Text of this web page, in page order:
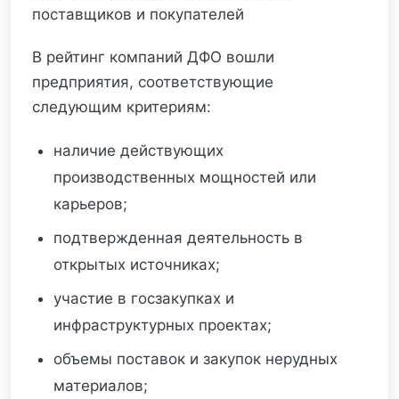
поставщиков и покупателей
В рейтинг компаний ДФО вошли
предприятия, соответствующие
следующим критериям:
наличие действующих
производственных мощностей или
карьеров;
подтвержденная деятельность в
открытых источниках;
участие в госзакупках и
инфраструктурных проектах;
объемы поставок и закупок нерудных
материалов;